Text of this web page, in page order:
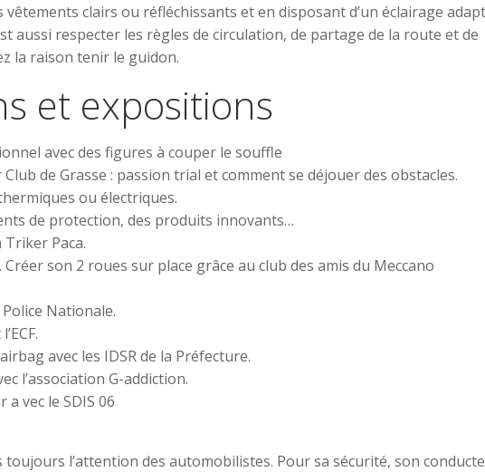
clairs ou réfléchissants et en disposant d’un éclairage
aussi respecter les règles de circulation, de partage de la route et de
la raison tenir le guidon.
et expositions
avec des figures à couper le souffle
de Grasse : passion trial et comment se déjouer des obstacles.
ou électriques.
de protection, des produits innovants…
Paca.
son 2 roues sur place grâce au club des amis du Meccano
Nationale.
avec les IDSR de la Préfecture.
l’association G-addiction.
vec le SDIS 06
toujours l’attention des automobilistes. Pour sa sécurité, son